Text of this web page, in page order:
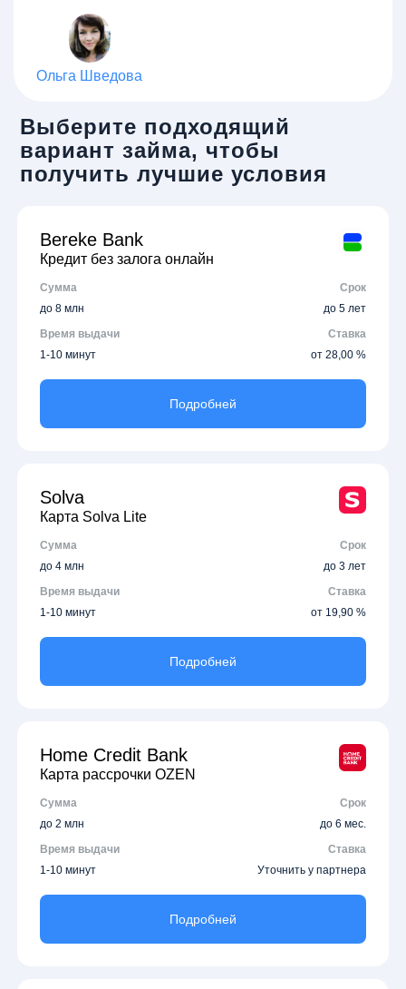
Ольга Шведова
Выберите подходящий
вариант займа, чтобы
получить лучшие условия
Bereke Bank
Кредит без залога онлайн
Сумма
Срок
до 8 млн
до 5 лет
Время выдачи
Ставка
1-10 минут
от 28,00 %
Подробней
Solva
Карта Solva Lite
Сумма
Срок
до 4 млн
до 3 лет
Время выдачи
Ставка
1-10 минут
от 19,90 %
Подробней
Home Credit Bank
Карта рассрочки OZEN
Сумма
Срок
до 2 млн
до 6 мес.
Время выдачи
Ставка
1-10 минут
Уточнить у партнера
Подробней